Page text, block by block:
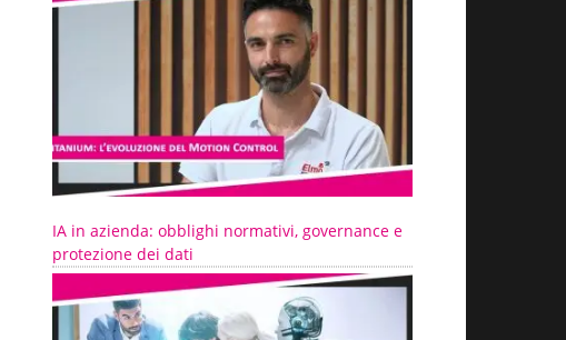
IA in azienda: obblighi normativi, governance e
protezione dei dati